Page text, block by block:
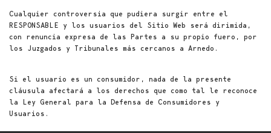
Cualquier controversia que pudiera surgir entre el
RESPONSABLE y los usuarios del Sitio Web será dirimida,
con renuncia expresa de las Partes a su propio fuero, por
los Juzgados y Tribunales más cercanos a Arnedo.
Si el usuario es un consumidor, nada de la presente
cláusula afectará a los derechos que como tal le reconoce
la Ley General para la Defensa de Consumidores y
Usuarios.